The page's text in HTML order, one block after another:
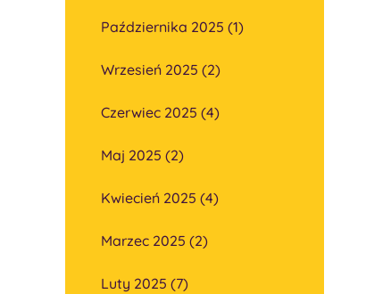
Października 2025 (1)
Wrzesień 2025 (2)
Czerwiec 2025 (4)
Maj 2025 (2)
Kwiecień 2025 (4)
Marzec 2025 (2)
Luty 2025 (7)